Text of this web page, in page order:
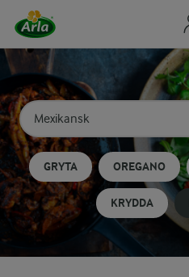
Sök på kategori eller ingrediens
Skriv in sökord för att få förslag
GRYTA OREGANO
KRYDDA